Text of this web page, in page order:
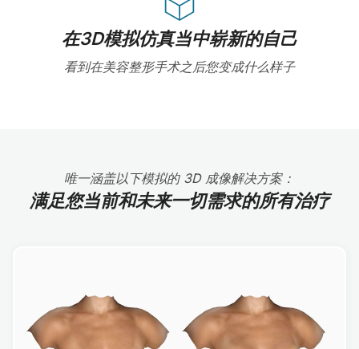
在3D模拟仿真当中崭新的自己
看到在美容整形手术之后您变成什么样子
唯一涵盖以下模拟的 3D 成像解决方案：
满足您当前和未来一切需求的所有治疗